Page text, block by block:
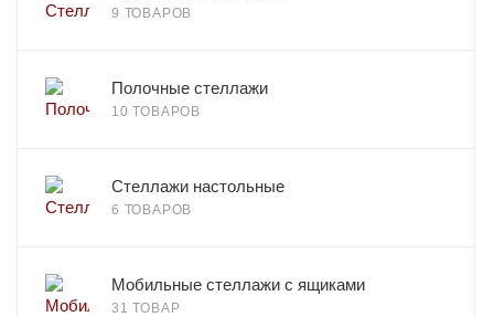
9 ТОВАРОВ
Полочные стеллажи
10 ТОВАРОВ
Стеллажи настольные
6 ТОВАРОВ
Мобильные стеллажи с ящиками
31 ТОВАР